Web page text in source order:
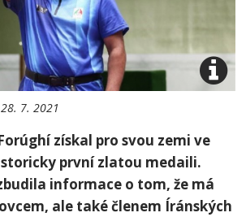
28. 7. 2021
získal pro svou zemi ve
první zlatou medaili.
informace o tom, že má
ale také členem Íránských